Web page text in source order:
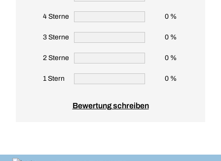
4 Sterne 0 %
3 Sterne 0 %
2 Sterne 0 %
1 Stern 0 %
Bewertung schreiben